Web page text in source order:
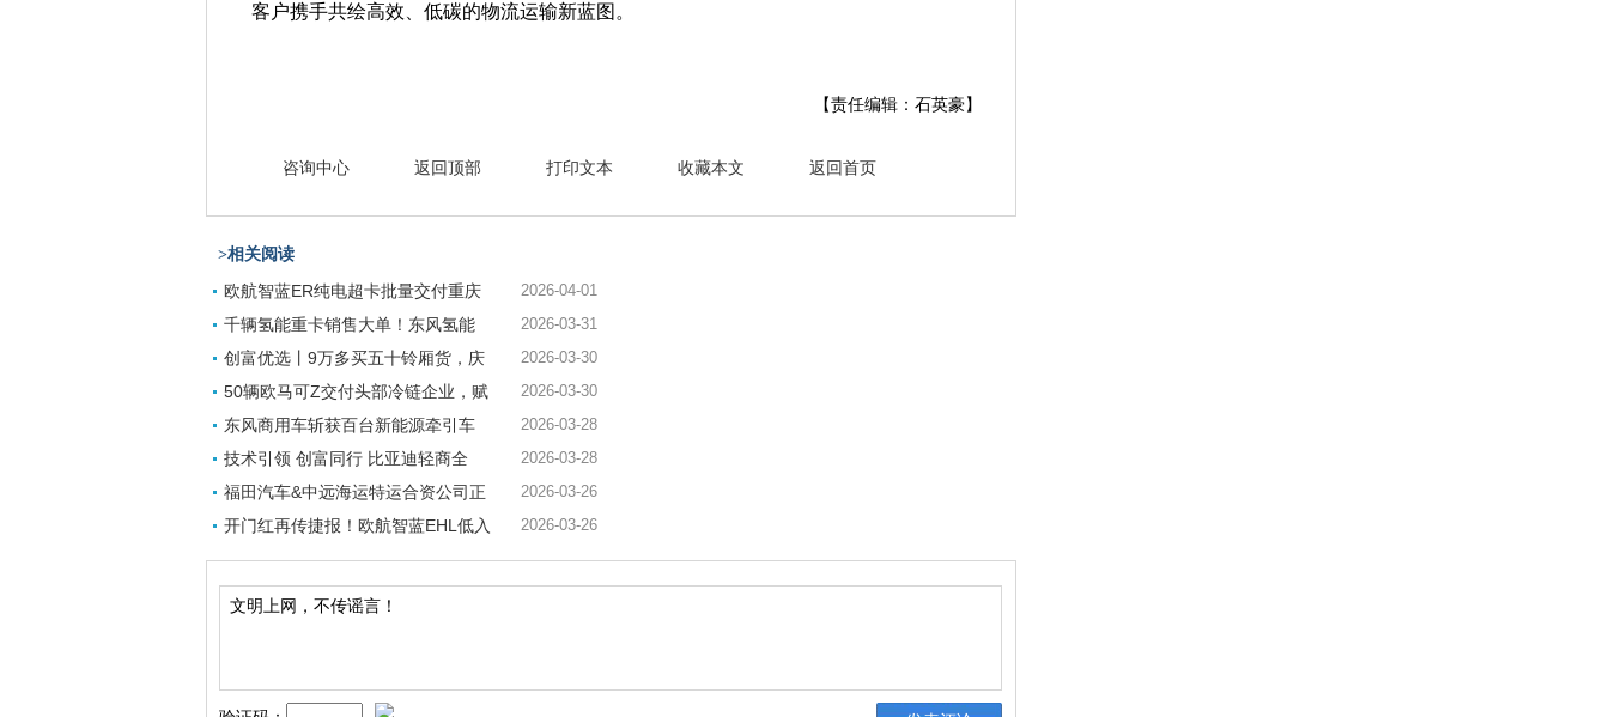
客户携手共绘高效、低碳的物流运输新蓝图。
【责任编辑：石英豪】
咨询中心 返回顶部 打印文本 收藏本文 返回首页
>相关阅读
欧航智蓝ER纯电超卡批量交付重庆 2026-04-01
千辆氢能重卡销售大单！东风氢能 2026-03-31
创富优选丨9万多买五十铃厢货，庆 2026-03-30
50辆欧马可Z交付头部冷链企业，赋 2026-03-30
东风商用车斩获百台新能源牵引车 2026-03-28
技术引领 创富同行 比亚迪轻商全 2026-03-28
福田汽车&中远海运特运合资公司正 2026-03-26
开门红再传捷报！欧航智蓝EHL低入 2026-03-26